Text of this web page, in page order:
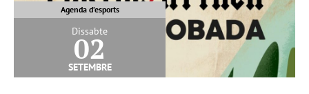
Agenda d’esports
Dissabte
02
setembre